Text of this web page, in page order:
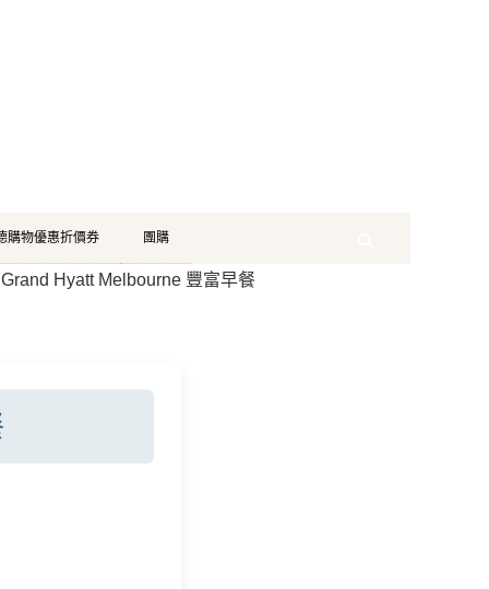
購物優惠折價券 團購
Hyatt Melbourne 豐富早餐